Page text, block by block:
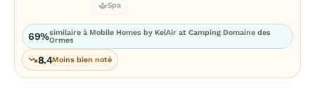
Spa
69%similaire à Mobile Homes by KelAir at Camping Domaine des
Ormes
8.4Moins bien noté